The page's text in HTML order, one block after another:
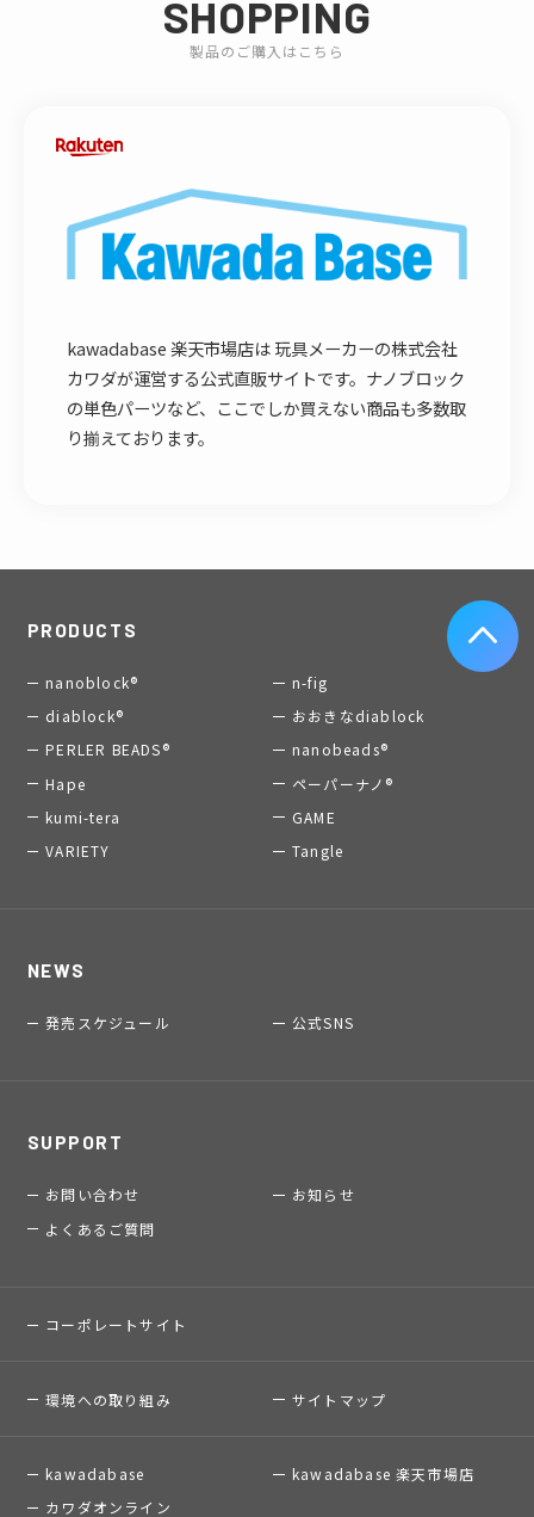
SHOPPING
製品のご購入はこちら
kawadabase 楽天市場店は 玩具メーカーの株式会社
カワダが運営する公式直販サイトです。ナノブロック
の単色パーツなど、ここでしか買えない商品も多数取
り揃えております。
PRODUCTS
nanoblock®
n-fig
diablock®
おおきなdiablock
PERLER BEADS®
nanobeads®
Hape
ペーパーナノ®
kumi-tera
GAME
VARIETY
Tangle
NEWS
発売スケジュール 公式SNS
SUPPORT
お問い合わせ
お知らせ
よくあるご質問
コーポレートサイト
環境への取り組み サイトマップ
kawadabase
kawadabase 楽天市場店
カワダオンライン